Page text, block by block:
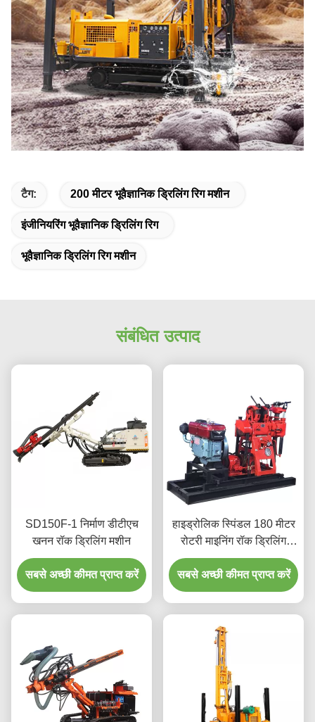
टैग: 200 मीटर भूवैज्ञानिक ड्रिलिंग रिग मशीन
इंजीनियरिंग भूवैज्ञानिक ड्रिलिंग रिग
भूवैज्ञानिक ड्रिलिंग रिग मशीन
संबंधित उत्पाद
SD150F-1 निर्माण डीटीएच
खनन रॉक ड्रिलिंग मशीन
सबसे अच्छी कीमत प्राप्त करें
हाइड्रोलिक स्पिंडल 180 मीटर
रोटरी माइनिंग रॉक ड्रिलिंग
मशीन
सबसे अच्छी कीमत प्राप्त करें